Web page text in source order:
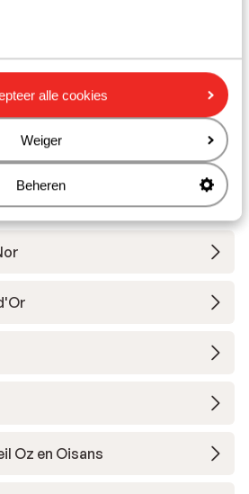
alle cookies
Weiger
Beheren
in Alpe d'Huez
Ski
Oz en Oisans